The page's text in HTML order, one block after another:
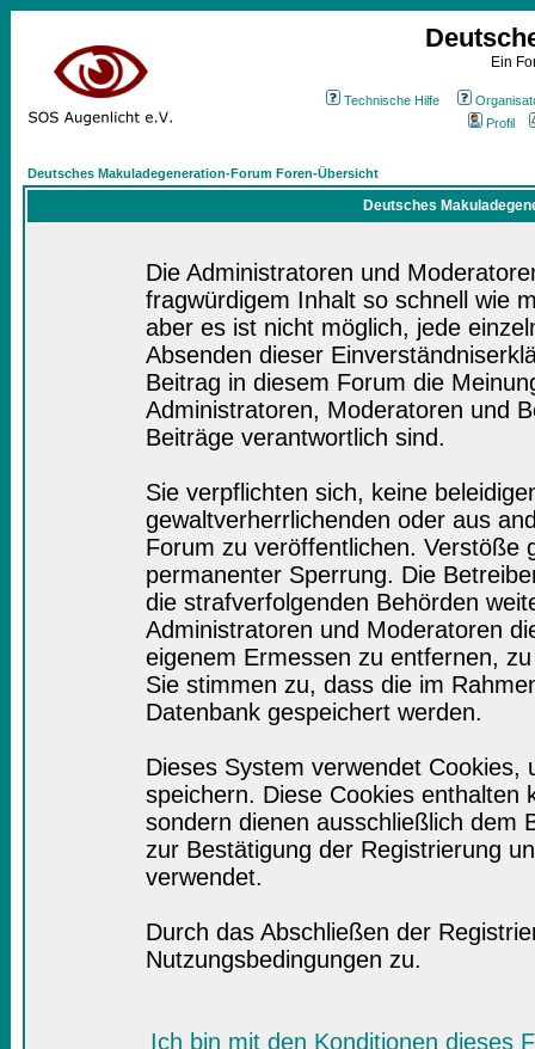
Ein
Technische Hilfe
Profil
Deutsches Makuladegeneration-Forum Foren-Übersicht
Deutsches
Die Administratoren und
fragwürdigem Inhalt so schnell wie
aber es ist nicht möglich, jede
Absenden dieser
Beitrag in diesem Forum die
Administratoren, Moderatoren und
Beiträge verantwortlich sind.
Sie verpflichten sich, keine
gewaltverherrlichenden oder aus
Forum zu veröffentlichen. Verstöße
permanenter Sperrung. Die
die strafverfolgenden Behörden
Administratoren und Moderatoren
eigenem Ermessen zu entfernen,
Sie stimmen zu, dass die im
Datenbank gespeichert werden.
Dieses System verwendet
speichern. Diese Cookies enthalten
sondern dienen ausschließlich dem
zur Bestätigung der Registrierung
verwendet.
Durch das Abschließen der
Nutzungsbedingungen zu.
Ich bin mit den Konditionen dieses